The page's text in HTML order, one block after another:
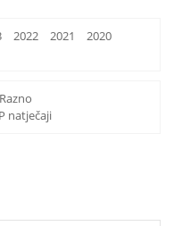
2022 2021
2020
Razno
natječaji